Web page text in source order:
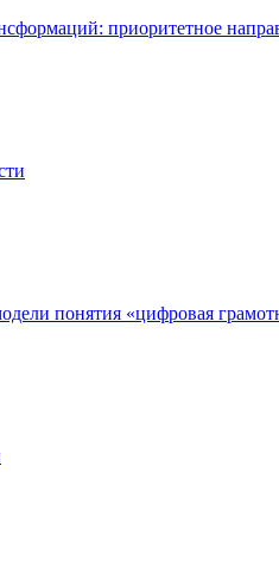
приоритетное
понятия «цифровая